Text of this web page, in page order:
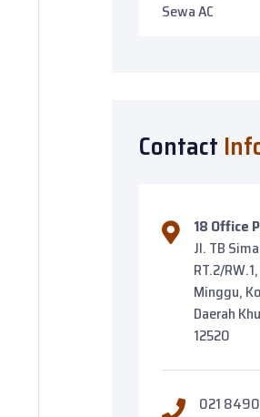
Sewa AC
Contact
18 Office
Jl. TB
RT.2/
Minggu,
Daerah
12520
021